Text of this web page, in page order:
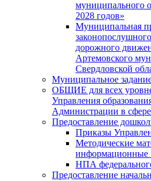
муниципального
2028 годов»
Муниципальная
дорожного
Артемовского
Свердловской
Муниципальное
ОБЩИЕ для всех
Управления
Администрации в сфере
Предоставление
Приказы
Методические
информационные
НПА
Предоставление